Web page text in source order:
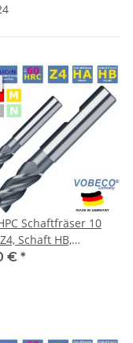
Schaftfräser 10
Schaft HB,
35/38° Eckfase
€ *